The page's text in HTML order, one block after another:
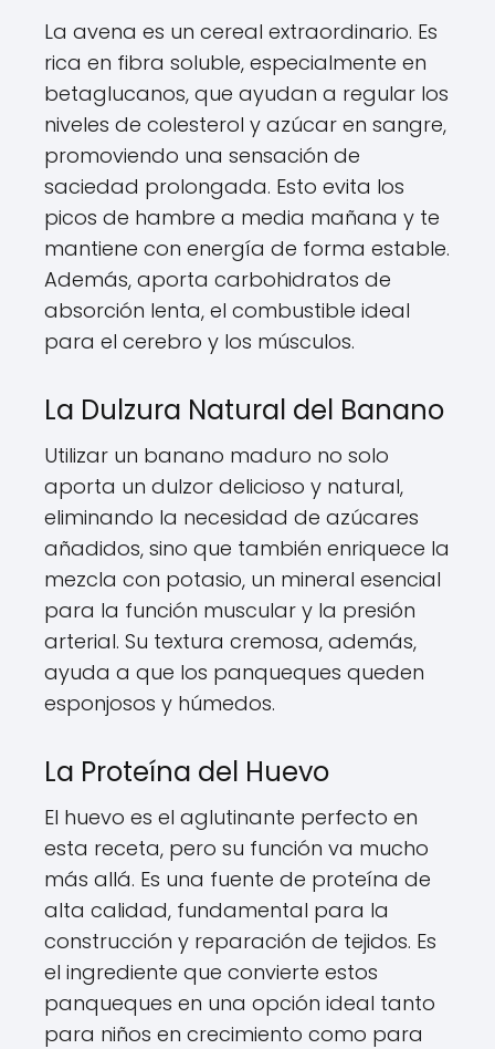
La avena es un cereal extraordinario. Es
rica en fibra soluble, especialmente en
betaglucanos, que ayudan a regular los
niveles de colesterol y azúcar en sangre,
promoviendo una sensación de
saciedad prolongada. Esto evita los
picos de hambre a media mañana y te
mantiene con energía de forma estable.
Además, aporta carbohidratos de
absorción lenta, el combustible ideal
para el cerebro y los músculos.
La Dulzura Natural del Banano
Utilizar un banano maduro no solo
aporta un dulzor delicioso y natural,
eliminando la necesidad de azúcares
añadidos, sino que también enriquece la
mezcla con potasio, un mineral esencial
para la función muscular y la presión
arterial. Su textura cremosa, además,
ayuda a que los panqueques queden
esponjosos y húmedos.
La Proteína del Huevo
El huevo es el aglutinante perfecto en
esta receta, pero su función va mucho
más allá. Es una fuente de proteína de
alta calidad, fundamental para la
construcción y reparación de tejidos. Es
el ingrediente que convierte estos
panqueques en una opción ideal tanto
para niños en crecimiento como para